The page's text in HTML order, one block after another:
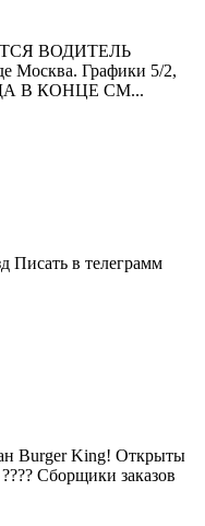
ВОДИТЕЛЬ
Москва. Графики 5/2,
В КОНЦЕ СМ...
Писать в телеграмм
Burger King! Открыты
Сборщики заказов